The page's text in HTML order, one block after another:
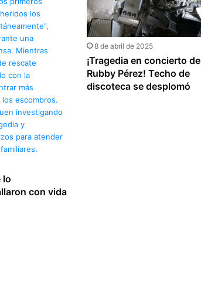
lo
con vida
8 de abril de 2025
¡Tragedia en concierto de
Rubby Pérez! Techo de
discoteca se desplomó